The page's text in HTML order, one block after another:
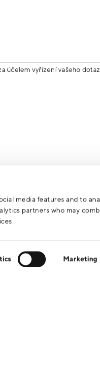
media features and to
partners who may
Marketing
účelem vyřízení vašeho